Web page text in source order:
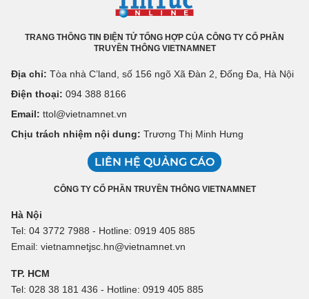
TRANG THÔNG TIN ĐIỆN TỬ TỔNG HỢP CỦA CÔNG TY CỔ PHẦN
TRUYỀN THÔNG VIETNAMNET
Địa chỉ: Tòa nhà C’land, số 156 ngõ Xã Đàn 2, Đống Đa, Hà Nội
Điện thoại: 094 388 8166
Email: ttol@vietnamnet.vn
Chịu trách nhiệm nội dung: Trương Thị Minh Hưng
LIÊN HỆ QUẢNG CÁO
CÔNG TY CỔ PHẦN TRUYỀN THÔNG VIETNAMNET
Hà Nội
Tel: 04 3772 7988 - Hotline: 0919 405 885
Email: vietnamnetjsc.hn@vietnamnet.vn
TP. HCM
Tel: 028 38 181 436 - Hotline: 0919 405 885